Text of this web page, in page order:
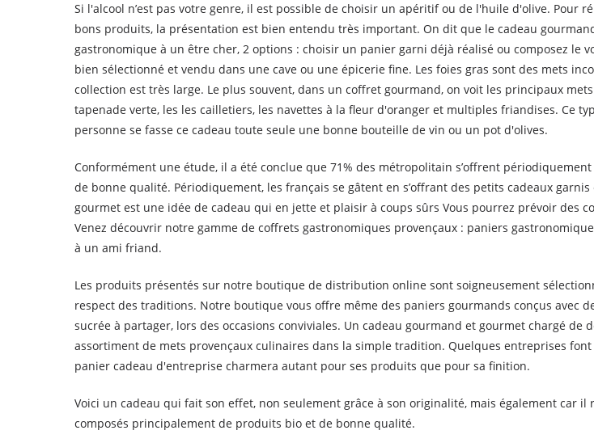
Si l'alcool n’est pas votre genre, il est possible de choisir un apéritif ou de l'huile d'olive.
bons produits, la présentation est bien entendu très important. On dit que le cadeau
gastronomique à un être cher, 2 options : choisir un panier garni déjà réalisé ou composez le
bien sélectionné et vendu dans une cave ou une épicerie fine. Les foies gras sont des mets
collection est très large. Le plus souvent, dans un coffret gourmand, on voit les principaux
tapenade verte, les les cailletiers, les navettes à la fleur d'oranger et multiples friandises. Ce
personne se fasse ce cadeau toute seule une bonne bouteille de vin ou un pot d'olives.
Conformément une étude, il a été conclue que 71% des métropolitain s’offrent
de bonne qualité. Périodiquement, les français se gâtent en s’offrant des petits cadeaux
gourmet est une idée de cadeau qui en jette et plaisir à coups sûrs Vous pourrez prévoir
Venez découvrir notre gamme de coffrets gastronomiques provençaux : paniers
à un ami friand.
Les produits présentés sur notre boutique de distribution online sont soigneusement
respect des traditions. Notre boutique vous offre même des paniers gourmands conçus avec
sucrée à partager, lors des occasions conviviales. Un cadeau gourmand et gourmet chargé de
assortiment de mets provençaux culinaires dans la simple tradition. Quelques entreprises
panier cadeau d'entreprise charmera autant pour ses produits que pour sa finition.
Voici un cadeau qui fait son effet, non seulement grâce à son originalité, mais également car
composés principalement de produits bio et de bonne qualité.